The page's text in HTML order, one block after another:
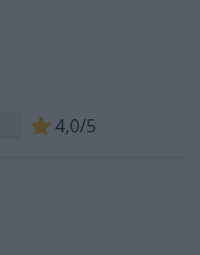
4,0/5